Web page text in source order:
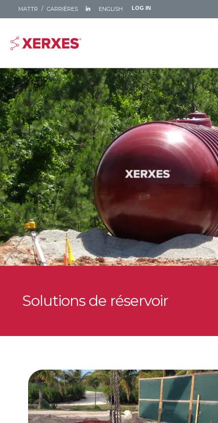
MATTR CARRIÈRES ENGLISH LOG IN
Solutions de réservoir